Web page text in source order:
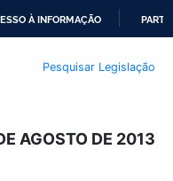
À INFORMAÇÃO
Pesquisar Legislação
AGOSTO DE 2013